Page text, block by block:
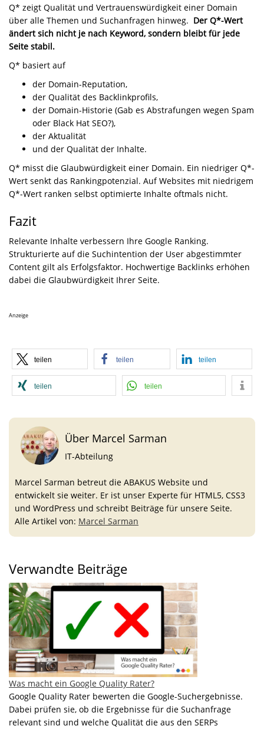
Q* zeigt Qualität und Vertrauenswürdigkeit einer Domain
über alle Themen und Suchanfragen hinweg. Der Q*-Wert
ändert sich nicht je nach Keyword, sondern bleibt für jede
Seite stabil.
Q* basiert auf
der Domain-Reputation,
der Qualität des Backlinkprofils,
der Domain-Historie (Gab es Abstrafungen wegen Spam
oder Black Hat SEO?),
der Aktualität
und der Qualität der Inhalte.
Q* misst die Glaubwürdigkeit einer Domain. Ein niedriger Q*-
Wert senkt das Rankingpotenzial. Auf Websites mit niedrigem
Q*-Wert ranken selbst optimierte Inhalte oftmals nicht.
Fazit
Relevante Inhalte verbessern Ihre Google Ranking.
Strukturierte auf die Suchintention der User abgestimmter
Content gilt als Erfolgsfaktor. Hochwertige Backlinks erhöhen
dabei die Glaubwürdigkeit Ihrer Seite.
Anzeige
teilen teilen teilen
teilen teilen
Über Marcel Sarman
IT-Abteilung
Marcel Sarman betreut die ABAKUS Website und
entwickelt sie weiter. Er ist unser Experte für HTML5, CSS3
und WordPress und schreibt Beiträge für unsere Seite.
Alle Artikel von: Marcel Sarman
Verwandte Beiträge
Was macht ein Google Quality Rater?
Google Quality Rater bewerten die Google-Suchergebnisse.
Dabei prüfen sie, ob die Ergebnisse für die Suchanfrage
relevant sind und welche Qualität die aus den SERPs